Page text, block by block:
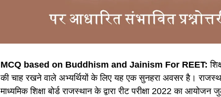
MCQ based on Buddhism and Jainism For REET:
की चाह रखने वाले अभ्यर्थियों के लिए यह एक सुनहरा अवसर है।
माध्यमिक शिक्षा बोर्ड राजस्थान के द्वारा रीट परीक्षा 2022 का